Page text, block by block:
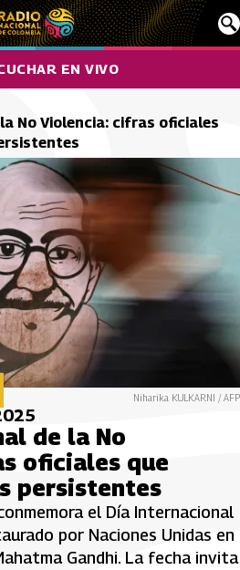
EN VIVO
No Violencia: cifras oficiales
Niharika KULKARNI / AFP
de la No
oficiales que
persistentes
el Día Internacional
por Naciones Unidas en
Gandhi. La fecha invita